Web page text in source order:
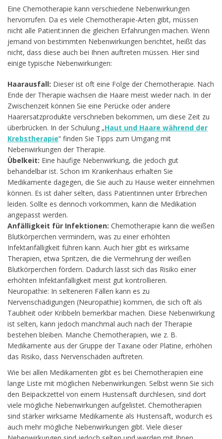
Eine Chemotherapie kann verschiedene Nebenwirkungen
hervorrufen. Da es viele Chemotherapie-Arten gibt, müssen
nicht alle Patient:innen die gleichen Erfahrungen machen. Wenn
jemand von bestimmten Nebenwirkungen berichtet, heißt das
nicht, dass diese auch bei Ihnen auftreten müssen. Hier sind
einige typische Nebenwirkungen:
Haarausfall: Dieser ist oft eine Folge der Chemotherapie. Nach
Ende der Therapie wachsen die Haare meist wieder nach. In der
Zwischenzeit können Sie eine Perücke oder andere
Haarersatzprodukte verschrieben bekommen, um diese Zeit zu
überbrücken. In der Schulung „Haut und Haare während der
Krebstherapie“ finden Sie Tipps zum Umgang mit
Nebenwirkungen der Therapie.
Übelkeit: Eine häufige Nebenwirkung, die jedoch gut
behandelbar ist. Schon im Krankenhaus erhalten Sie
Medikamente dagegen, die Sie auch zu Hause weiter einnehmen
können. Es ist daher selten, dass Patientinnen unter Erbrechen
leiden. Sollte es dennoch vorkommen, kann die Medikation
angepasst werden.
Anfälligkeit für Infektionen: Chemotherapie kann die weißen
Blutkörperchen vermindern, was zu einer erhöhten
Infektanfälligkeit führen kann. Auch hier gibt es wirksame
Therapien, etwa Spritzen, die die Vermehrung der weißen
Blutkörperchen fördern. Dadurch lässt sich das Risiko einer
erhöhten Infektanfälligkeit meist gut kontrollieren.
Neuropathie: In selteneren Fällen kann es zu
Nervenschädigungen (Neuropathie) kommen, die sich oft als
Taubheit oder Kribbeln bemerkbar machen. Diese Nebenwirkung
ist selten, kann jedoch manchmal auch nach der Therapie
bestehen bleiben. Manche Chemotherapien, wie z. B.
Medikamente aus der Gruppe der Taxane oder Platine, erhöhen
das Risiko, dass Nervenschäden auftreten.
Wie bei allen Medikamenten gibt es bei Chemotherapien eine
lange Liste mit möglichen Nebenwirkungen. Selbst wenn Sie sich
den Beipackzettel von einem Hustensaft durchlesen, sind dort
viele mögliche Nebenwirkungen aufgelistet. Chemotherapien
sind stärker wirksame Medikamente als Hustensaft, wodurch es
auch mehr mögliche Nebenwirkungen gibt. Viele dieser